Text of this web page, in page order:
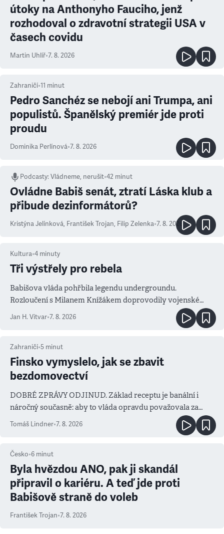
útoky na Anthonyho Fauciho, jenž
rozhodoval o zdravotní strategii USA v
časech covidu
Martin Uhlíř•7. 8. 2026
Zahraničí•11 minut
Pedro Sanchéz se nebojí ani Trumpa, ani
populistů. Španělský premiér jde proti
proudu
Dominika Perlínová•7. 8. 2026
Podcasty:Vládneme, nerušit•42 minut
Ovládne Babiš senát, ztratí Láska klub a
přibude dezinformátorů?
Kristýna Jelínková, František Trojan, Filip Zelenka•7. 8. 2026
Kultura•4 minuty
Tři výstřely pro rebela
Babišova vláda pohřbila legendu undergroundu.
Rozloučení s Milanem Knížákem doprovodily vojenské
salvy i kritika pokrokářů
Jan H. Vitvar•7. 8. 2026
Zahraničí•5 minut
Finsko vymyslelo, jak se zbavit
bezdomovectví
DOBRÉ ZPRÁVY ODJINUD. Základ receptu je banální i
náročný současně: aby to vláda opravdu považovala za
prioritu
Tomáš Lindner•7. 8. 2026
Česko•6 minut
Byla hvězdou ANO, pak ji skandál
připravil o kariéru. A teď jde proti
Babišově straně do voleb
František Trojan•7. 8. 2026